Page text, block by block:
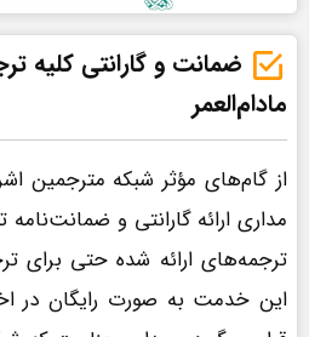
ضمانت و گارانتی کلیه
مادام‌العمر
از گام‌های مؤثر شبکه مترجمین
مداری ارائه گارانتی و ضمانت‌نامه
ترجمه‌های ارائه شده حتی برای
این خدمت به صورت رایگان در